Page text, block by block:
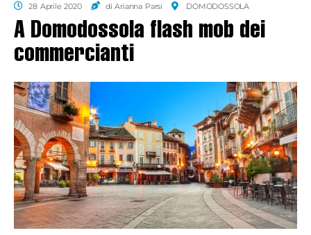
28 Aprile 2020 di Arianna Parsi DOMODOSSOLA
A Domodossola flash mob dei
commercianti